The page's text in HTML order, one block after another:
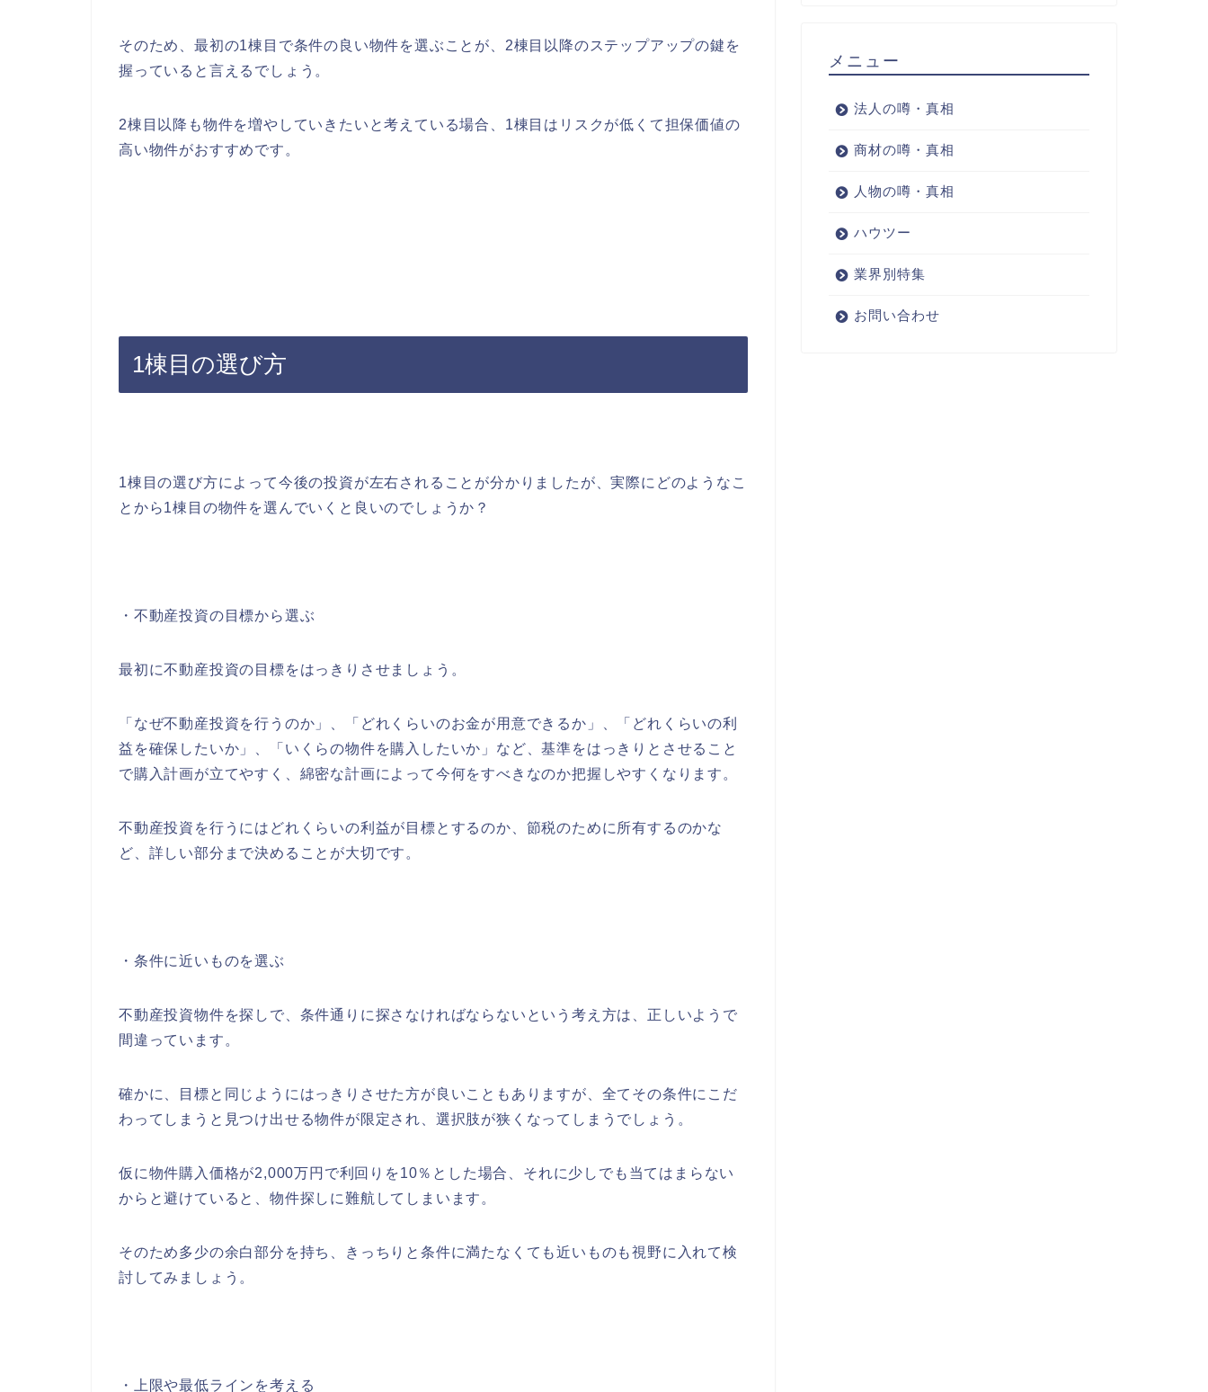
そのため、最初の1棟目で条件の良い物件を選ぶことが、2棟目以降のステップアップの鍵を
握っていると言えるでしょう。
2棟目以降も物件を増やしていきたいと考えている場合、1棟目はリスクが低くて担保価値の
高い物件がおすすめです。
1棟目の選び方
1棟目の選び方によって今後の投資が左右されることが分かりましたが、実際にどのようなこ
とから1棟目の物件を選んでいくと良いのでしょうか？
・不動産投資の目標から選ぶ
最初に不動産投資の目標をはっきりさせましょう。
「なぜ不動産投資を行うのか」、「どれくらいのお金が用意できるか」、「どれくらいの利
益を確保したいか」、「いくらの物件を購入したいか」など、基準をはっきりとさせること
で購入計画が立てやすく、綿密な計画によって今何をすべきなのか把握しやすくなります。
不動産投資を行うにはどれくらいの利益が目標とするのか、節税のために所有するのかな
ど、詳しい部分まで決めることが大切です。
・条件に近いものを選ぶ
不動産投資物件を探しで、条件通りに探さなければならないという考え方は、正しいようで
間違っています。
確かに、目標と同じようにはっきりさせた方が良いこともありますが、全てその条件にこだ
わってしまうと見つけ出せる物件が限定され、選択肢が狭くなってしまうでしょう。
仮に物件購入価格が2,000万円で利回りを10％とした場合、それに少しでも当てはまらない
からと避けていると、物件探しに難航してしまいます。
そのため多少の余白部分を持ち、きっちりと条件に満たなくても近いものも視野に入れて検
討してみましょう。
・上限や最低ラインを考える
メニュー
法人の噂・真相
商材の噂・真相
人物の噂・真相
ハウツー
業界別特集
お問い合わせ